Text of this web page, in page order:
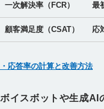
一次解決率（FCR） 最
顧客満足度（CSAT） 応
・応答率の計算と改善方法
ボイスボットや生成AI